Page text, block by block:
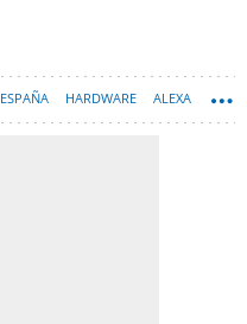
ESPAÑA HARDWARE ALEXA